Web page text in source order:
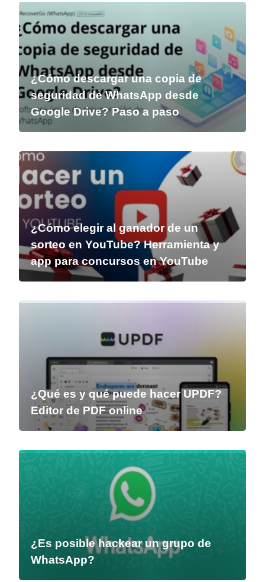
¿Cómo descargar una copia de
seguridad de WhatsApp desde
Google Drive? Paso a paso
¿Cómo elegir al ganador de un
sorteo en YouTube? Herramienta y
app para concursos en YouTube
¿Qué es y qué puede hacer UPDF?
Editor de PDF online
¿Es posible hackear un grupo de
WhatsApp?